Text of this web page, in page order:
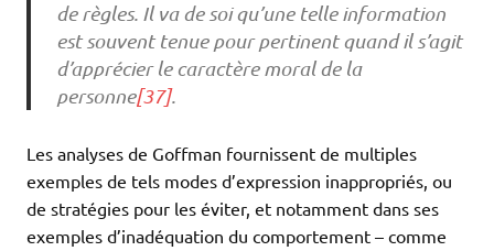
de règles. Il va de soi qu’une telle information
est souvent tenue pour pertinent quand il s’agit
d’apprécier le caractère moral de la
personne[37].
Les analyses de Goffman fournissent de multiples
exemples de tels modes d’expression inappropriés, ou
de stratégies pour les éviter, et notamment dans ses
exemples d’inadéquation du comportement – comme